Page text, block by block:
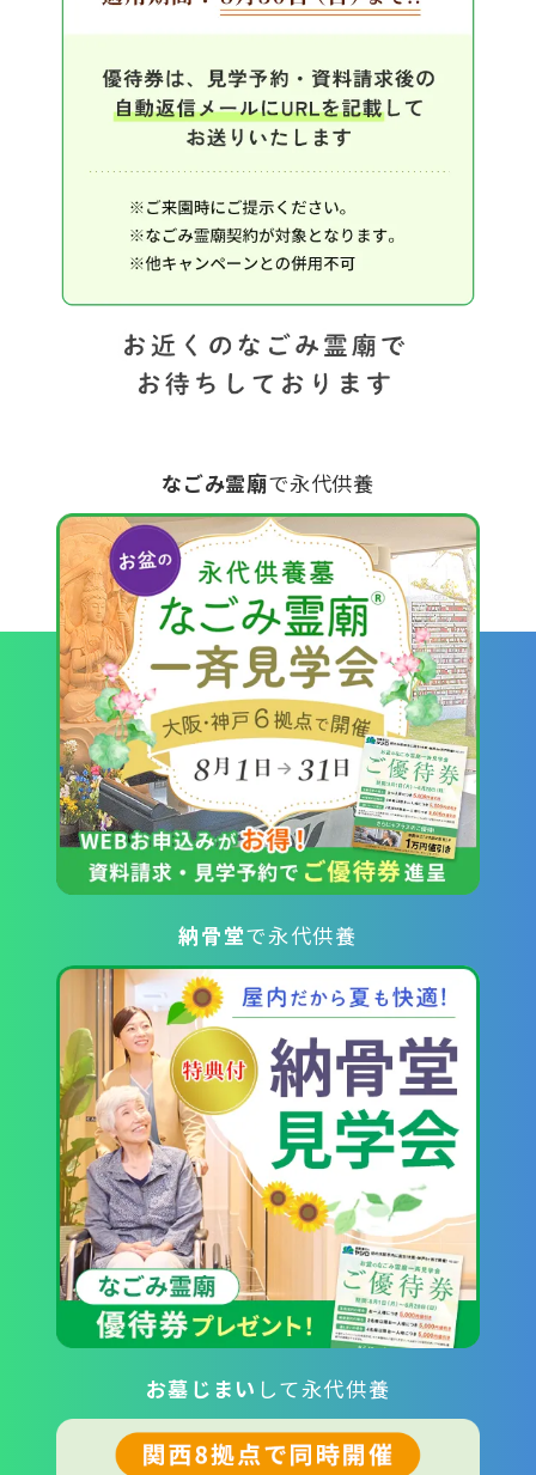
なごみ霊廟で永代供養
納骨堂で永代供養
お墓じまい して永代供養